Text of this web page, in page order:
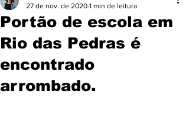
Portão de escola em
Rio das Pedras é
encontrado
arrombado.
27 de nov. de 2020 1 min de leitura